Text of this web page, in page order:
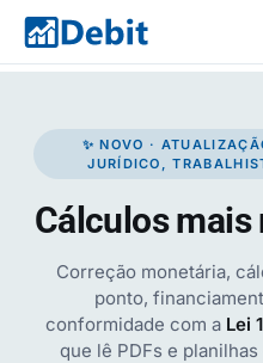
✨ NOVO ·
JURÍDICO,
Cálculos
Correção monetária,
ponto,
conformidade com a Lei
que lê PDFs e